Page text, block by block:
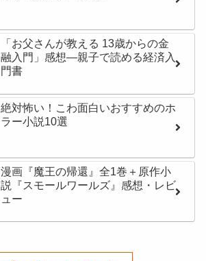
「お父さんが教える 13歳からの金
融入門」感想―親子で読める経済入
門書
絶対怖い！こわ面白いおすすめのホ
ラー小説10選
漫画『魔王の帰還』全1巻＋原作小
説『スモールワールズ』感想・レビ
ュー